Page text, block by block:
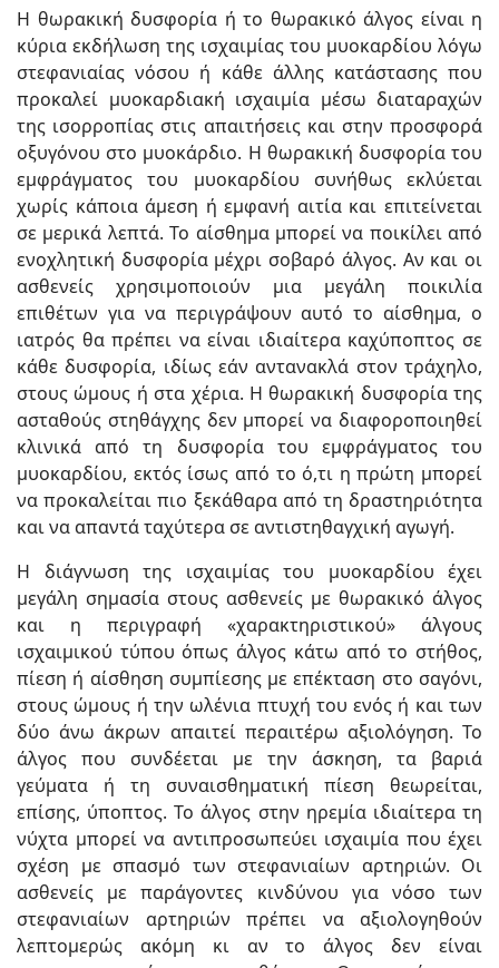
Η θωρακική δυσφορία ή το θωρακικό άλγος είναι η
κύρια εκδήλωση της ισχαιμίας του μυοκαρδίου λόγω
στεφανιαίας νόσου ή κάθε άλλης κατάστασης που
προκαλεί μυοκαρδιακή ισχαιμία μέσω διαταραχών
της ισορροπίας στις απαιτήσεις και στην προσφορά
οξυγόνου στο μυοκάρδιο. Η θωρακική δυσφορία του
εμφράγματος του μυοκαρδίου συνήθως εκλύεται
χωρίς κάποια άμεση ή εμφανή αιτία και επιτείνεται
σε μερικά λεπτά. Το αίσθημα μπορεί να ποικίλει από
ενοχλητική δυσφορία μέχρι σοβαρό άλγος. Αν και οι
ασθενείς χρησιμοποιούν μια μεγάλη ποικιλία
επιθέτων για να περιγράψουν αυτό το αίσθημα, ο
ιατρός θα πρέπει να είναι ιδιαίτερα καχύποπτος σε
κάθε δυσφορία, ιδίως εάν αντανακλά στον τράχηλο,
στους ώμους ή στα χέρια. Η θωρακική δυσφορία της
ασταθούς στηθάγχης δεν μπορεί να διαφοροποιηθεί
κλινικά από τη δυσφορία του εμφράγματος του
μυοκαρδίου, εκτός ίσως από το ό,τι η πρώτη μπορεί
να προκαλείται πιο ξεκάθαρα από τη δραστηριότητα
και να απαντά ταχύτερα σε αντιστηθαγχική αγωγή.
Η διάγνωση της ισχαιμίας του μυοκαρδίου έχει
μεγάλη σημασία στους ασθενείς με θωρακικό άλγος
και η περιγραφή «χαρακτηριστικού» άλγους
ισχαιμικού τύπου όπως άλγος κάτω από το στήθος,
πίεση ή αίσθηση συμπίεσης με επέκταση στο σαγόνι,
στους ώμους ή την ωλένια πτυχή του ενός ή και των
δύο άνω άκρων απαιτεί περαιτέρω αξιολόγηση. Το
άλγος που συνδέεται με την άσκηση, τα βαριά
γεύματα ή τη συναισθηματική πίεση θεωρείται,
επίσης, ύποπτος. Το άλγος στην ηρεμία ιδιαίτερα τη
νύχτα μπορεί να αντιπροσωπεύει ισχαιμία που έχει
σχέση με σπασμό των στεφανιαίων αρτηριών. Οι
ασθενείς με παράγοντες κινδύνου για νόσο των
στεφανιαίων αρτηριών πρέπει να αξιολογηθούν
λεπτομερώς ακόμη κι αν το άλγος δεν είναι